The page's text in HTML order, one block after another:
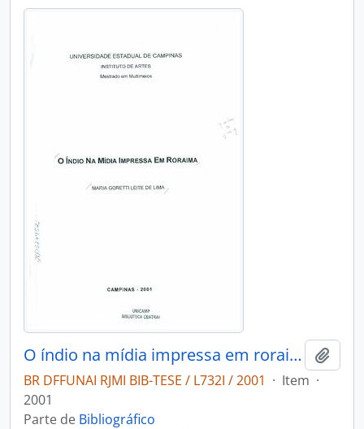
O índio na mídia impressa em roraims
BR DFFUNAI RJMI BIB-TESE / L732I / 2001 · Item ·
2001
Parte de Bibliográfico